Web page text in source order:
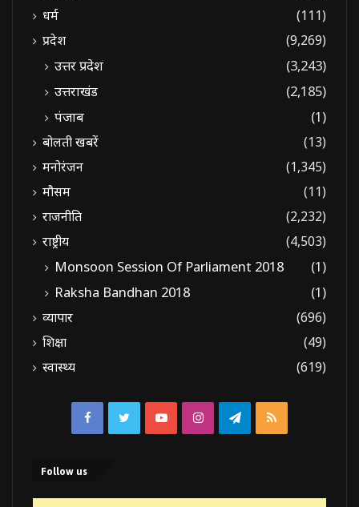
धर्म
(111)
प्रदेश
(9,269)
उत्तर प्रदेश
(3,243)
उत्तराखंड
(2,185)
पंजाब
(1)
बोलती खबरें
(13)
मनोरंजन
(1,345)
मौसम
(11)
राजनीति
(2,232)
राष्ट्रीय
(4,503)
Monsoon Session Of Parliament 2018
(1)
Raksha Bandhan 2018
(1)
व्यापार
(696)
शिक्षा
(49)
स्वास्थ्य
(619)
FacebookTwitterYouTubeInstagramTelegram
RSS
Follow us